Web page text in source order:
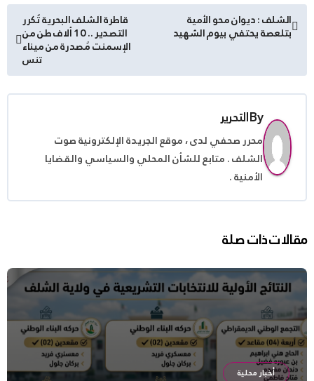
تصفّح
المقالات
الشلف : ديوان محو الأمية
بتلعصة يحتفي بيوم الشهيد
قاطرة الشلف البحرية تُكرر
التصدير .. 10 ألاف طن من
الإسمنت مُصدرة من ميناء
تنس
Byالتحرير
محرر صحفي لدى ، موقع الجريدة الإلكترونية صوت
الشلف . متابع للشأن المحلي والسياسي والقضايا
الأمنية .
مقالات ذات صلة
أخبار محلية